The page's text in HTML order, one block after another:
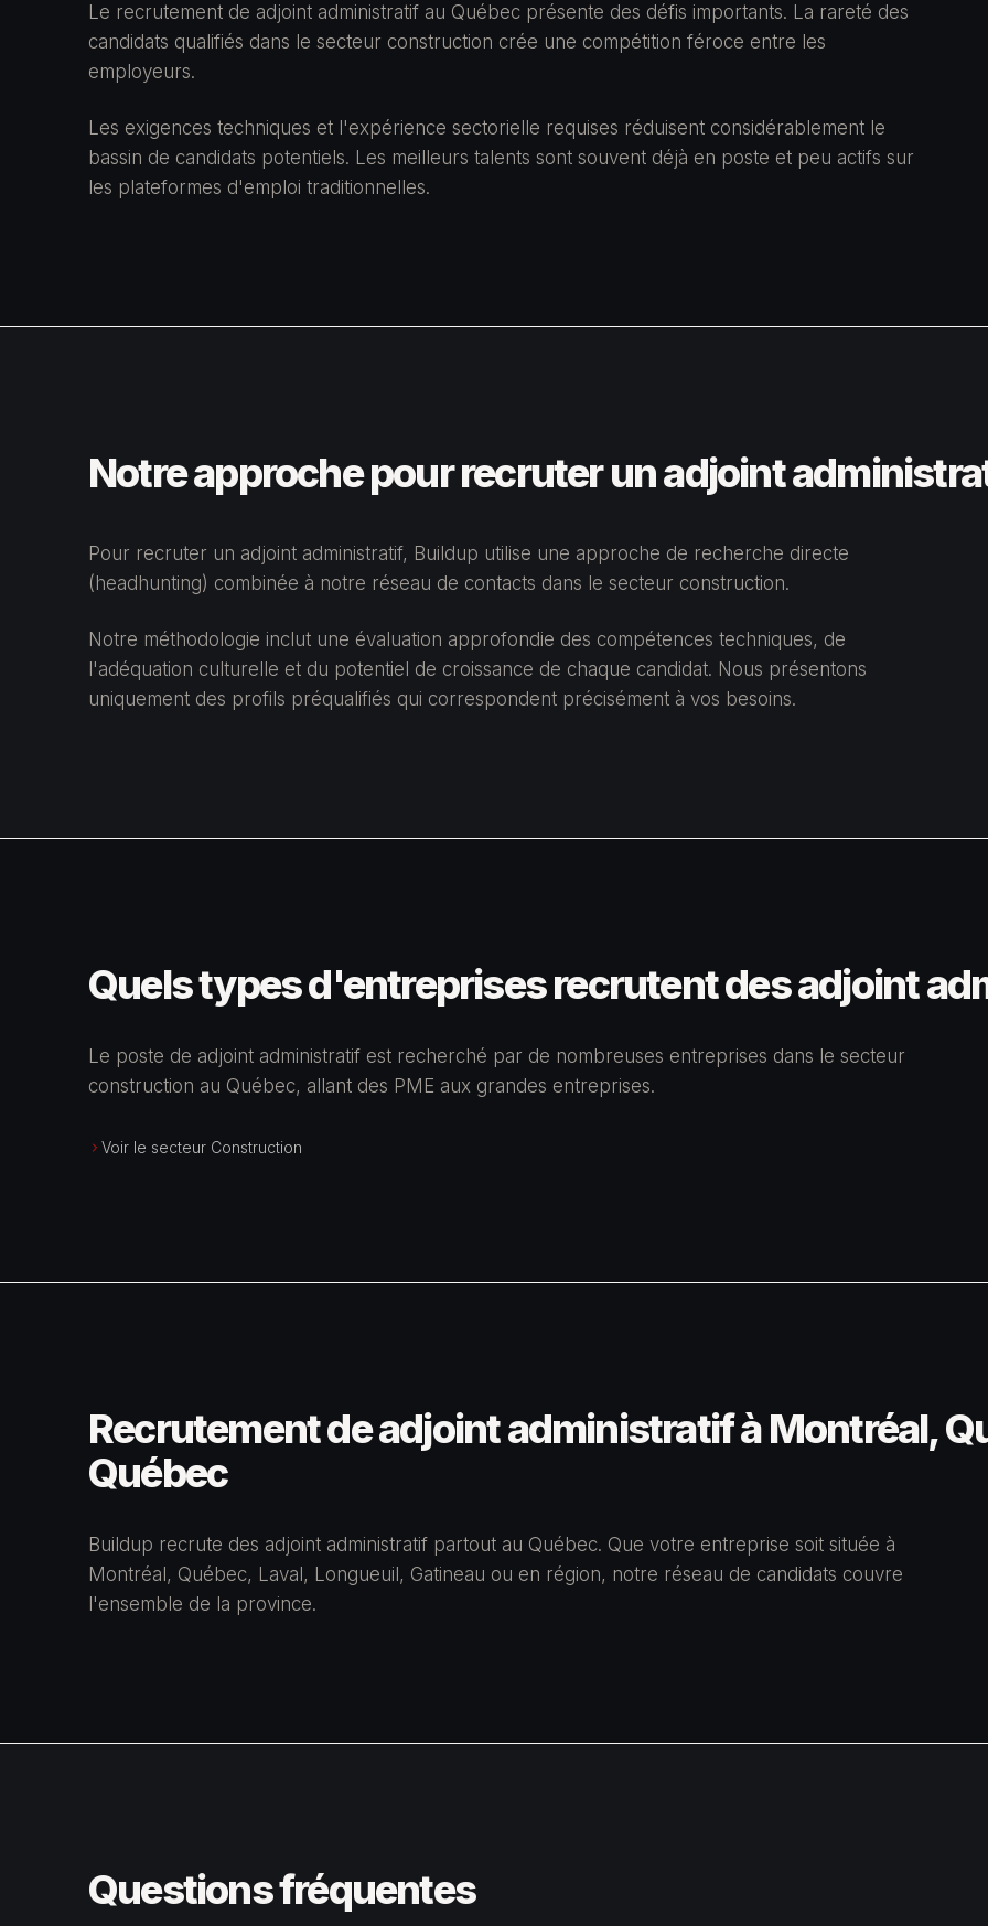
Le recrutement de adjoint administratif au Québec présente des défis importants. La rareté des
candidats qualifiés dans le secteur construction crée une compétition féroce entre les
employeurs.
Les exigences techniques et l'expérience sectorielle requises réduisent considérablement le
bassin de candidats potentiels. Les meilleurs talents sont souvent déjà en poste et peu actifs sur
les plateformes d'emploi traditionnelles.
Notre approche pour recruter un adjoint
Pour recruter un adjoint administratif, Buildup utilise une approche de recherche directe
(headhunting) combinée à notre réseau de contacts dans le secteur construction.
Notre méthodologie inclut une évaluation approfondie des compétences techniques, de
l'adéquation culturelle et du potentiel de croissance de chaque candidat. Nous présentons
uniquement des profils préqualifiés qui correspondent précisément à vos besoins.
Quels types d'entreprises recrutent des adjoint
Le poste de adjoint administratif est recherché par de nombreuses entreprises dans le secteur
construction au Québec, allant des PME aux grandes entreprises.
Voir le secteur Construction
Recrutement de adjoint administratif à Montréal,
Québec
Buildup recrute des adjoint administratif partout au Québec. Que votre entreprise soit située à
Montréal, Québec, Laval, Longueuil, Gatineau ou en région, notre réseau de candidats couvre
l'ensemble de la province.
Questions fréquentes